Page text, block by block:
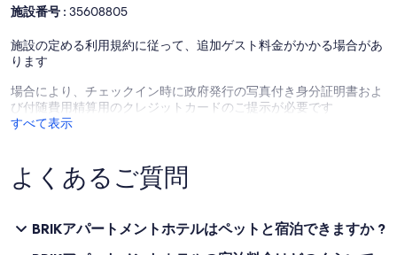
施設番号 : 35608805
施設の定める利用規約に従って、追加ゲスト料金がかかる場合があ
ります
場合により、チェックイン時に政府発行の写真付き身分証明書およ
び付随費用精算用のクレジットカードのご提示が必要です
すべて表示
よくあるご質問
BRIKアパートメントホテルはペットと宿泊できますか ?